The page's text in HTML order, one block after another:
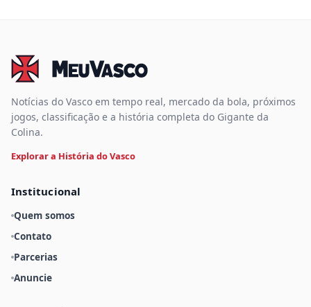
Notícias do Vasco em tempo real, mercado da bola, próximos
jogos, classificação e a história completa do Gigante da
Colina.
Explorar a História do Vasco
Institucional
Quem somos
Contato
Parcerias
Anuncie